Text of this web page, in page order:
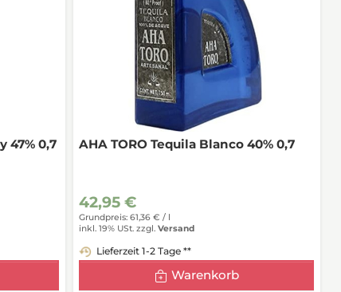
47% 0,7 AHA TORO Tequila Blanco 40% 0,7
42,95 €
Grundpreis: 61,36 € / l
inkl. 19% USt. zzgl.Versand
Lieferzeit 1-2 Tage **
Warenkorb